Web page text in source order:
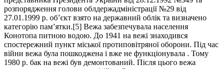
розпорядження голови облдержадміністрації №29 від
27.01.1999 р. об’єкт взято на державний облік та визначено
категорію пам’ятки.[5] Вежа забезпечувала населення
Конотопа питною водою. До 1941 на вежі знаходився
спостережний пункт міської протиповітряної оборони. Під час
війни вежа була пошкоджена і вже не функціонувала . Тому
1980 р. бак на вежі був демонтований. Після цього вежа